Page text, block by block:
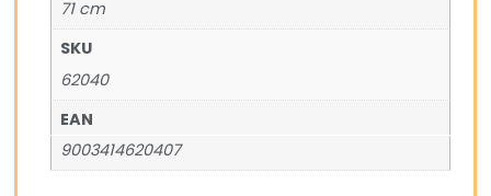
71 cm
SKU
62040
EAN
9003414620407